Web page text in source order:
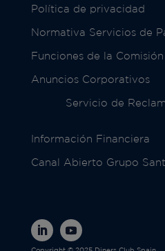
Política de privacidad
Normativa Servicios de
Funciones de la
Anuncios Corporativos
Servicio de
Información Financiera
Canal Abierto Grupo